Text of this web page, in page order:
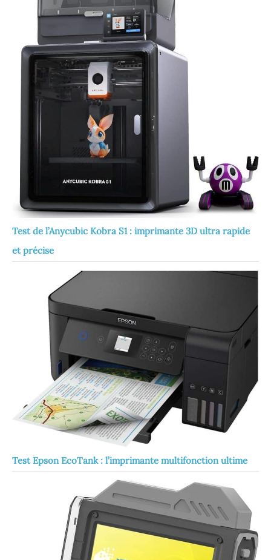
Test de l’Anycubic Kobra S1 : imprimante 3D ultra rapide
et précise
Test Epson EcoTank : l’imprimante multifonction ultime